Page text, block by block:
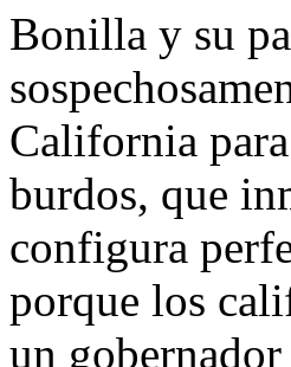
Bonilla y su
California
burdos, que
configura
porque los
un